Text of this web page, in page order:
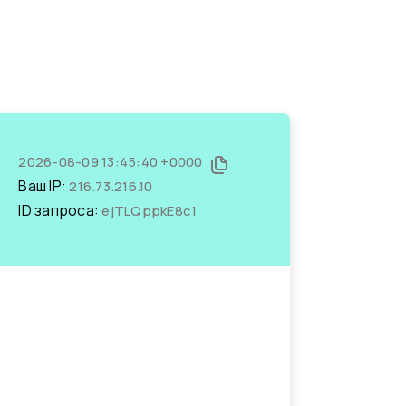
2026-08-09 13:45:40 +0000
Ваш IP:216.73.216.10
ID запроса:ejTLQppkE8c1